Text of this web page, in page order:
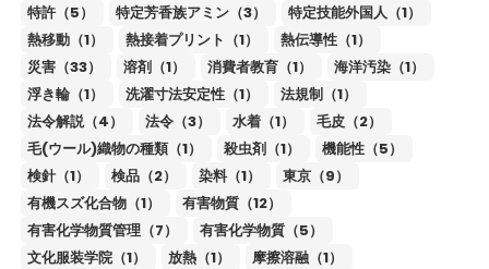
特許（5）
特定芳香族アミン（3）
特定技能外国人（1）
熱移動（1）
熱接着プリント（1）
熱伝導性（1）
災害（33）
溶剤（1） 消費者教育（1）
海洋汚染（1）
浮き輪（1）
洗濯寸法安定性（1）
法規制（1）
法令解説（4）
法令（3） 水着（1）
毛皮（2）
毛(ウール)織物の種類（1）
殺虫剤（1）
機能性（5）
検針（1）
検品（2） 染料（1）
東京（9）
有機スズ化合物（1）
有害物質（12）
有害化学物質管理（7）
有害化学物質（5）
文化服装学院（1）
放熱（1）
摩擦溶融（1）